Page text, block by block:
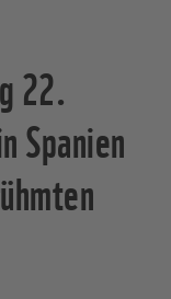
22.
Spanien